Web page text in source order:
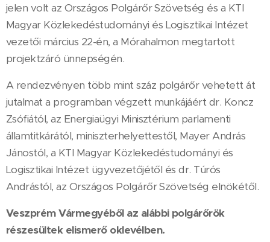
jelen volt az Országos Polgárőr Szövetség és a KTI
Magyar Közlekedéstudományi és Logisztikai Intézet
vezetői március 22-én, a Mórahalmon megtartott
projektzáró ünnepségén.
A rendezvényen több mint száz polgárőr vehetett át
jutalmat a programban végzett munkájáért dr. Koncz
Zsófiától, az Energiaügyi Minisztérium parlamenti
államtitkárától, miniszterhelyettestől, Mayer András
Jánostól, a KTI Magyar Közlekedéstudományi és
Logisztikai Intézet ügyvezetőjétől és dr. Túrós
Andrástól, az Országos Polgárőr Szövetség elnökétől.
Veszprém Vármegyéből az alábbi polgárőrök
részesültek elismerő oklevélben.